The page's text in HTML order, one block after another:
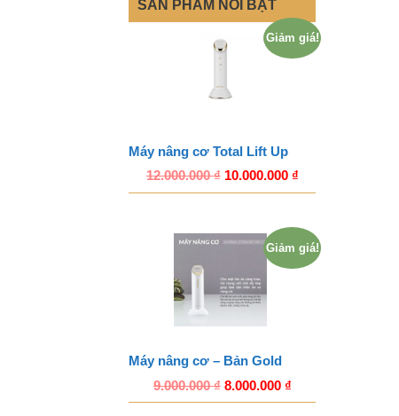
SẢN PHẨM NỔI BẬT
Giảm giá!
Máy nâng cơ Total Lift Up
12.000.000₫ 10.000.000 ₫
Giảm giá!
Máy nâng cơ – Bản Gold
9.000.000₫ 8.000.000 ₫